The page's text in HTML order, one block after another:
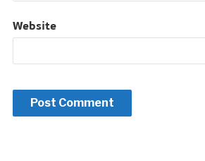
Website